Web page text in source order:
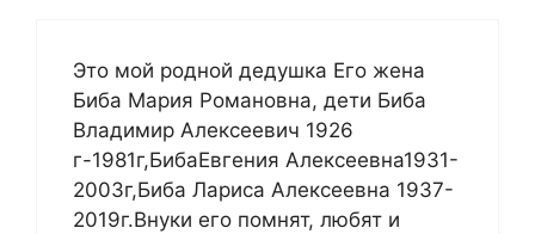
Это мой родной дедушка Его жена
Биба Мария Романовна, дети Биба
Владимир Алексеевич 1926
г-1981г,БибаЕвгения Алексеевна1931-
2003г,Биба Лариса Алексеевна 1937-
2019г.Внуки его помнят, любят и